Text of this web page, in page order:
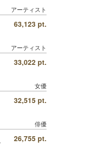
アーティスト
63,123 pt.
アーティスト
33,022 pt.
女優
32,515 pt.
俳優
26,755 pt.